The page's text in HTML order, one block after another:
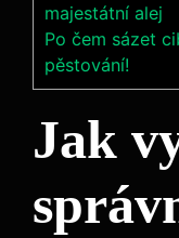
majestátní alej
Po čem sázet
pěstování!
Jak